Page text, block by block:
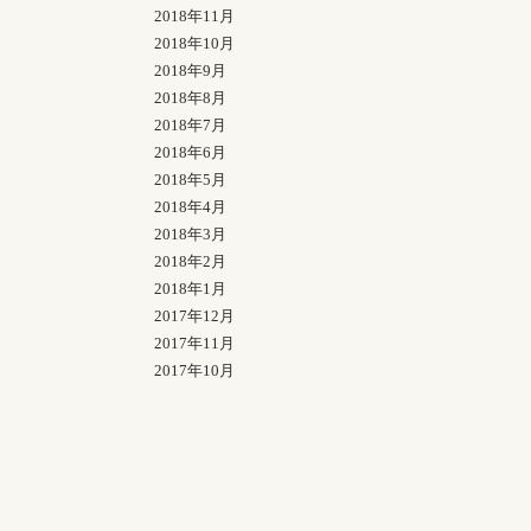
2018年11月
2018年10月
2018年9月
2018年8月
2018年7月
2018年6月
2018年5月
2018年4月
2018年3月
2018年2月
2018年1月
2017年12月
2017年11月
2017年10月